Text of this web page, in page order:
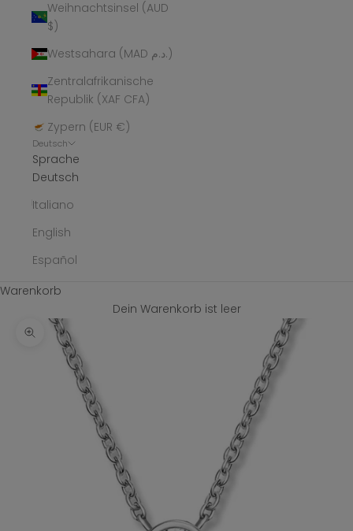
Weihnachtsinsel (AUD
$)
Westsahara (MAD د.م.)
Zentralafrikanische
Republik (XAF CFA)
Zypern (EUR €)
Deutsch
Sprache
Deutsch
Italiano
English
Español
Warenkorb
Dein Warenkorb ist leer
Bild vergrößern